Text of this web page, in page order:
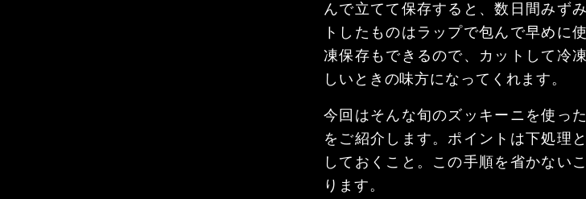
んで立てて保存すると、数日間みず
トしたものはラップで包んで早めに
凍保存もできるので、カットして冷
しいときの味方になってくれます。
今回はそんな旬のズッキーニを使っ
をご紹介します。ポイントは下処理
しておくこと。この手順を省かない
ります。